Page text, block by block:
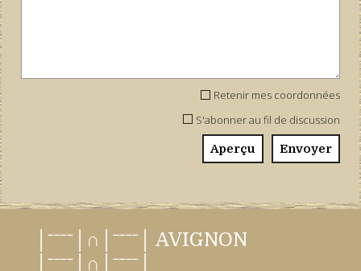
Retenir mes coordonnées
S'abonner au fil de discussion
│ˉˉˉˉ│∩│ˉˉˉˉ│ AVIGNON
│ˉˉˉˉ│∩│ˉˉˉˉ│